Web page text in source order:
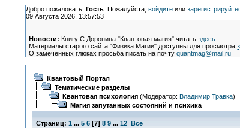
Добро пожаловать, Гость. Пожалуйста, войдитеили
09 Августа 2026, 13:57:53
Новости: Книгу С.Доронина "Квантовая магия" читатьздесь
Материалы старого сайта "Физика Магии" доступны для просмотра
О замеченных глюках просьба писать на почтуquantmag@mail.ru
Квантовый Портал
Тематические разделы
Квантовая психология(Модератор: Владимир Травка)
Магия запутанных состояний и психика
Страниц: 1 ... 5 6[7] 8 9 ... 12 Все